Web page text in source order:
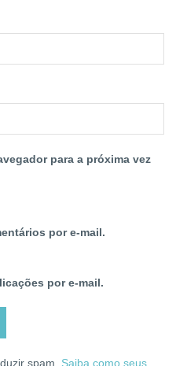
para a próxima vez
por e-mail.
por e-mail.
spam. Saiba como seus